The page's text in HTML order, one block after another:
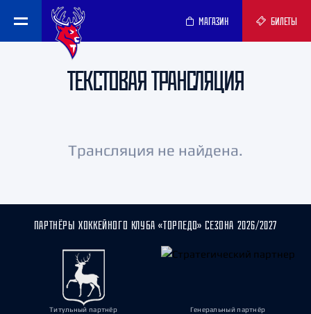
МАГАЗИН БИЛЕТЫ
ТЕКСТОВАЯ ТРАНСЛЯЦИЯ
Трансляция не найдена.
ПАРТНЁРЫ ХОККЕЙНОГО КЛУБА «ТОРПЕДО» СЕЗОНА 2026/2027
Титульный партнёр Генеральный партнёр